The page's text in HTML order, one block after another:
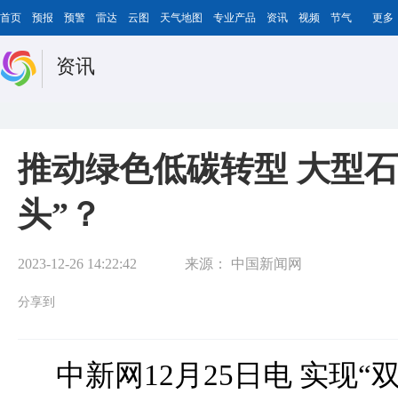
首页 预报 预警 雷达 云图 天气地图 专业产品 资讯 视频 节气 更多
资讯
推动绿色低碳转型 大型
头”？
2023-12-26 14:22:42 来源： 中国新闻网
分享到
中新网12月25日电 实现“